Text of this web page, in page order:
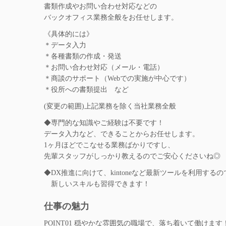
書類作成やお問い合わせ対応などの
バックオフィス業務全般をお任せします。
《具体的には》
＊データ入力
＊各種書類の作成・発送
＊お問い合わせ対応（メール・電話）
＊商談のサポート（Webでの実施が中心です）
＊役所への書類提出 など
(変更の範囲)上記業務を除く当社業務全般
◆専門的な知識やご経験は不要です！
データ入力など、できることからお任せします。
1ヶ月ほどでこなせる業務ばかりですし、
先輩スタッフがしっかり教えるのでご安心くださいね◎
◆DX推進に向けて、kintoneなど最新ツールを利用するの
新しいスキルも習得できます！
仕事の魅力
POINT01 穏やかな雰囲気の職場で、落ち着いて働けます